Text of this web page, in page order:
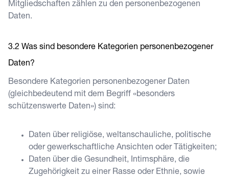
Mitgliedschaften zählen zu den personenbezogenen
Daten.
Was sind besondere Kategorien personenbezogener
Daten?
Besondere Kategorien personenbezogener Daten
(gleichbedeutend mit dem Begriff «besonders
schützenswerte Daten») sind:
Daten über religiöse, weltanschauliche, politische
oder gewerkschaftliche Ansichten oder Tätigkeiten;
Daten über die Gesundheit, Intimsphäre, die
Zugehörigkeit zu einer Rasse oder Ethnie, sowie